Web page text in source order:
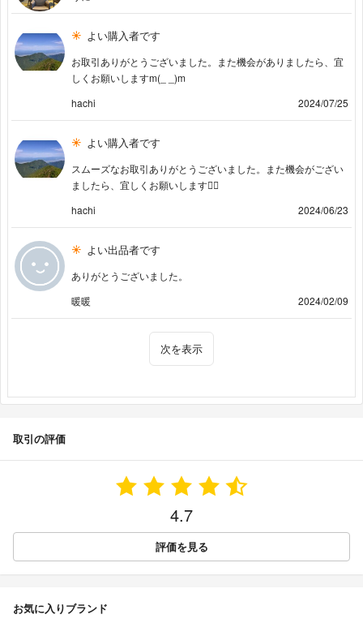
よい購入者です
お取引ありがとうございました。また機会がありましたら、宜
しくお願いしますm(_ _)m
hachi
2024/07/25
よい購入者です
スムーズなお取引ありがとうございました。また機会がござい
ましたら、宜しくお願いします🙇‍♀
hachi
2024/06/23
よい出品者です
ありがとうございました。
暖暖
2024/02/09
次を表示
取引の評価
4.7
評価を見る
お気に入りブランド